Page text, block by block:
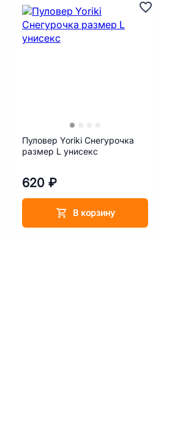
Пуловер Yoriki Снегурочка
размер L унисекс
620 ₽
В корзину